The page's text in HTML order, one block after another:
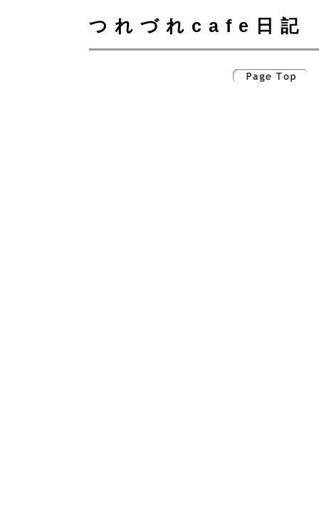
つれづれcafe日記